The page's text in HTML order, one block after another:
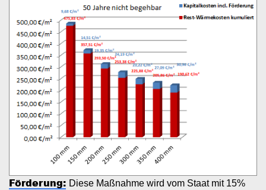
Förderung: Diese Maßnahme wird vom Staat mit 15%